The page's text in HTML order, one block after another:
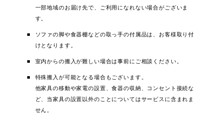
一部地域のお届け先で、ご利用になれない場合がございま
す。
ソファの脚や食器棚などの取っ手の付属品は、お客様取り付
けとなります。
室内からの搬入が難しい場合は事前にご相談ください。
特殊搬入が可能となる場合もございます。
他家具の移動や家電の設置、食器の収納、コンセント接続な
ど、当家具の設置以外のことについてはサービスに含まれま
せん。